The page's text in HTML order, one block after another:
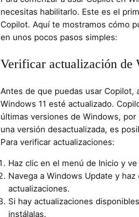
necesitas habilitarlo. Este es el
Copilot. Aquí te mostramos cómo
en unos pocos pasos simples:
Verificar actualización de
Antes de que puedas usar Copilot,
Windows 11 esté actualizado.
últimas versiones de Windows,
una versión desactualizada, es
Para verificar actualizaciones:
Haz clic en el menú de Inicio y
Navega a Windows Update y haz
actualizaciones.
Si hay actualizaciones
instálalas.